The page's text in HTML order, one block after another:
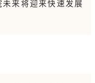
来将迎来快速发展